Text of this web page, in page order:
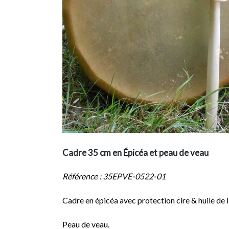
Cadre 35 cm en Épicéa et peau de veau
Référence : 35EPVE-0522-01
Cadre en épicéa avec protection cire & huile de
Peau de veau.